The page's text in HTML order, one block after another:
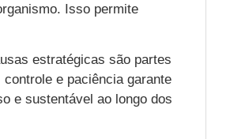
Isso permite
estratégicas são partes
e paciência garante
e sustentável ao longo dos